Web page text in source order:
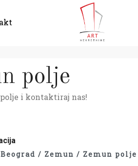
polje
i kontaktiraj nas!
Beograd / Zemun / Zemun polje